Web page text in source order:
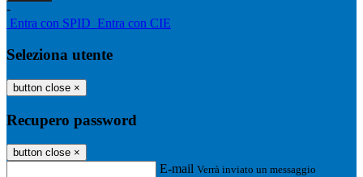
-
Entra con SPID Entra con CIE
Seleziona utente
button close ×
Recupero password
button close ×
E-mail Verrà inviato un messaggio